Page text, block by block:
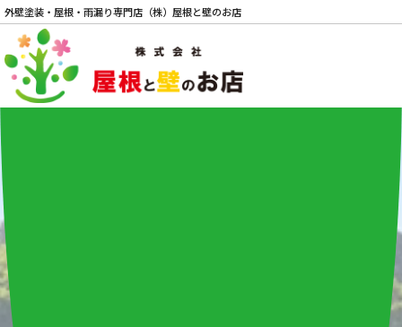
外壁塗装・屋根・雨漏り専門店（株）屋根と壁のお店